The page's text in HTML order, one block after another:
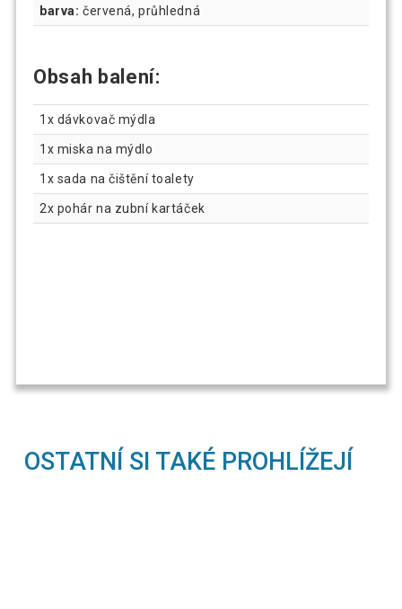
barva: červená, průhledná
Obsah balení:
1x dávkovač mýdla
1x miska na mýdlo
1x sada na čištění toalety
2x pohár na zubní kartáček
OSTATNÍ SI TAKÉ PROHLÍŽEJÍ